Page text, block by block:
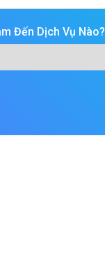
Đến Dịch Vụ Nào?